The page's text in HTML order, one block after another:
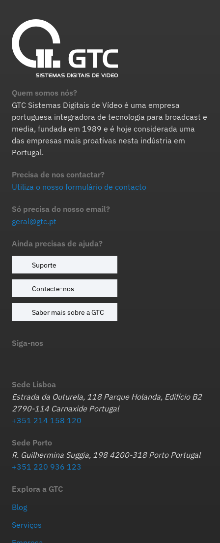
Quem somos nós?
GTC Sistemas Digitais de Vídeo é uma empresa
portuguesa integradora de tecnologia para broadcast e
media, fundada em 1989 e é hoje considerada uma
das empresas mais proativas nesta indústria em
Portugal.
Precisa de nos contactar?
Utiliza o nosso formulário de contacto
Só precisa do nosso email?
geral@gtc.pt
Ainda precisas de ajuda?
Suporte
Contacte-nos
Saber mais sobre a GTC
Siga-nos
Sede Lisboa
Estrada da Outurela, 118 Parque Holanda, Edifício B2
2790-114 Carnaxide Portugal
+351 214 158 120
Sede Porto
R. Guilhermina Suggia, 198 4200-318 Porto Portugal
+351 220 936 123
Explora a GTC
Blog
Serviços